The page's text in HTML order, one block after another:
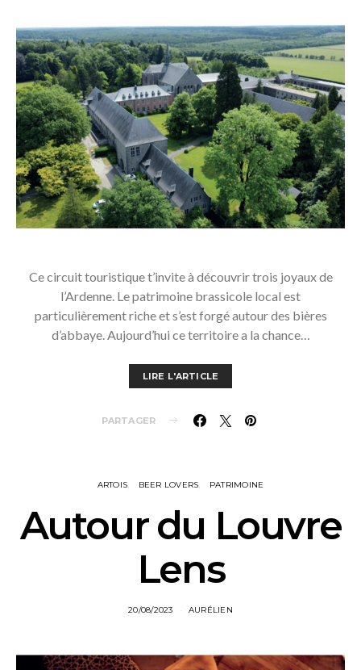
Ce circuit touristique t’invite à découvrir trois joyaux de
l’Ardenne. Le patrimoine brassicole local est
particulièrement riche et s’est forgé autour des bières
d’abbaye. Aujourd’hui ce territoire a la chance…
LIRE L'ARTICLE
PARTAGER
ARTOIS BEER LOVERS PATRIMOINE
Autour du Louvre
Lens
20/08/2023 AURÉLIEN